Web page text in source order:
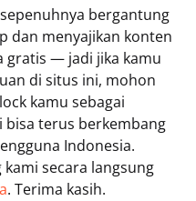
bergantung
dan menyajikan konten
gratis — jadi jika kamu
di situs ini, mohon
kamu sebagai
bisa terus berkembang
Indonesia.
secara langsung
. Terima kasih.